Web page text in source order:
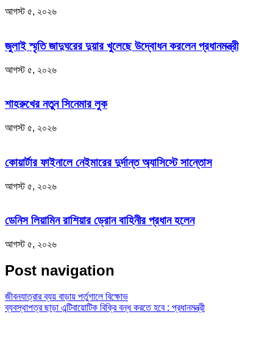
আগস্ট ৫, ২০২৬
জুলাই স্মৃতি জাদুঘরের দুয়ার খুলেছে উদ্বোধন করলেন প্রধানমন্ত্রী
আগস্ট ৫, ২০২৬
শাহরুখের নতুন সিনেমার লুক
আগস্ট ৫, ২০২৬
কোয়ার্টার ফাইনালে নেইমারের দুর্দান্ত অ্যাসিস্টে সান্তোস
আগস্ট ৫, ২০২৬
ডেনিস লিয়ামিন রাশিয়ার ড্রোন বাহিনীর প্রধান হলেন
আগস্ট ৫, ২০২৬
Post navigation
জীবনযাত্রার ব্যয় বাড়ায় পর্তুগালে বিক্ষোভ
ব্যবস্থাপত্র ছাড়া এন্টিবায়োটিক বিক্রি বন্ধ করতে হবে : প্রধানমন্ত্রী